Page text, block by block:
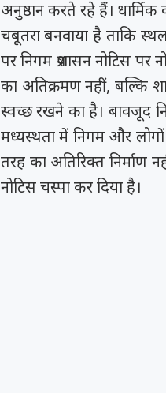
अनुष्ठान करते रहे हैं।
चबूतरा बनवाया है ताकि
पर निगम प्रशासन नोटिस
का अतिक्रमण नहीं, बल्कि
स्वच्छ रखने का है। बावजूद
मध्यस्थता में निगम और
तरह का अतिरिक्त
नोटिस चस्पा कर दिया है।